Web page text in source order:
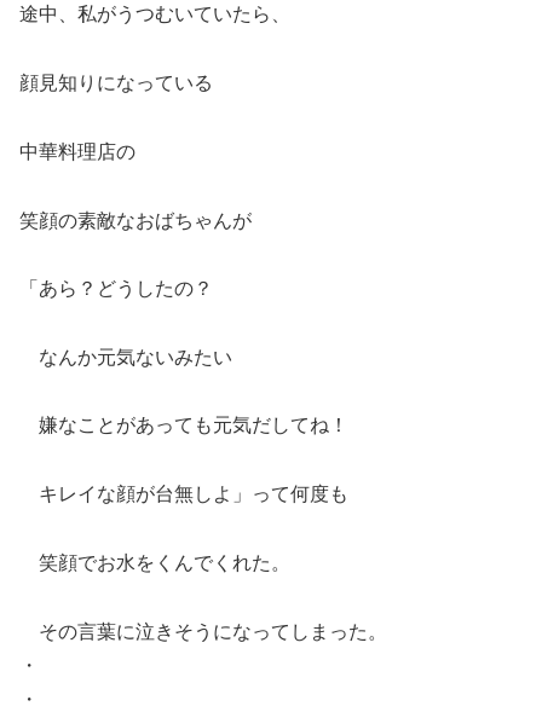
途中、私がうつむいていたら、
顔見知りになっている
中華料理店の
笑顔の素敵なおばちゃんが
「あら？どうしたの？
なんか元気ないみたい
嫌なことがあっても元気だしてね！
キレイな顔が台無しよ」って何度も
笑顔でお水をくんでくれた。
その言葉に泣きそうになってしまった。
・
・